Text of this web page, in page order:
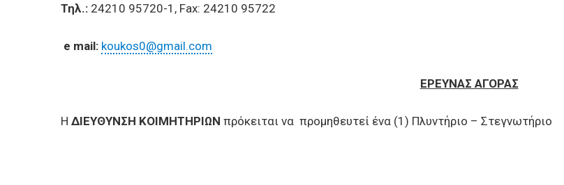
Τηλ.: 24210 95720-1, Fax: 24210 95722
e mail: koukos0@gmail.com
ΕΡΕΥΝΑΣ ΑΓΟΡΑΣ
Η ΔΙΕΥΘΥΝΣΗ ΚΟΙΜΗΤΗΡΙΩΝ πρόκειται να προμηθευτεί ένα (1) Πλυντήριο – Στεγνωτήριο